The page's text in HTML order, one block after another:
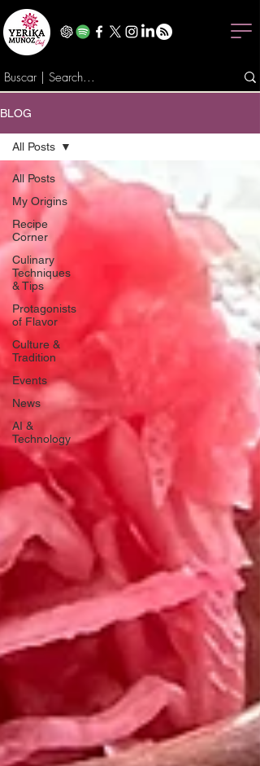
BLOG
All Posts
My Origins
Recipe
Corner
Culinary
Techniques
& Tips
Protagonists
of Flavor
Culture &
Tradition
Events
News
AI &
Technology
All Posts